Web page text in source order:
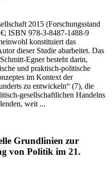
2015 (Forschungsstand
; ISBN 978-3-8487-1488-9
konstituiert das
dieser Studie abarbeitet. Das
besteht darin,
und praktisch‑politische
im Kontext der
zu entwickeln“ (7), die
Handelns
weit ...
Grundlinien zur
von Politik im 21.